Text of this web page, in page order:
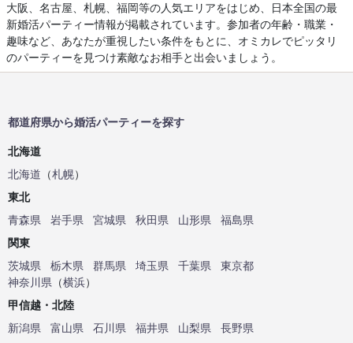
大阪、名古屋、札幌、福岡等の人気エリアをはじめ、日本全国の最
新婚活パーティー情報が掲載されています。参加者の年齢・職業・
趣味など、あなたが重視したい条件をもとに、オミカレでピッタリ
のパーティーを見つけ素敵なお相手と出会いましょう。
都道府県から婚活パーティーを探す
北海道
北海道 （札幌）
東北
青森県
岩手県 宮城県 秋田県 山形県
福島県
関東
茨城県
栃木県 群馬県 埼玉県 千葉県
東京都
神奈川県 （横浜）
甲信越・北陸
新潟県
富山県 石川県 福井県 山梨県
長野県